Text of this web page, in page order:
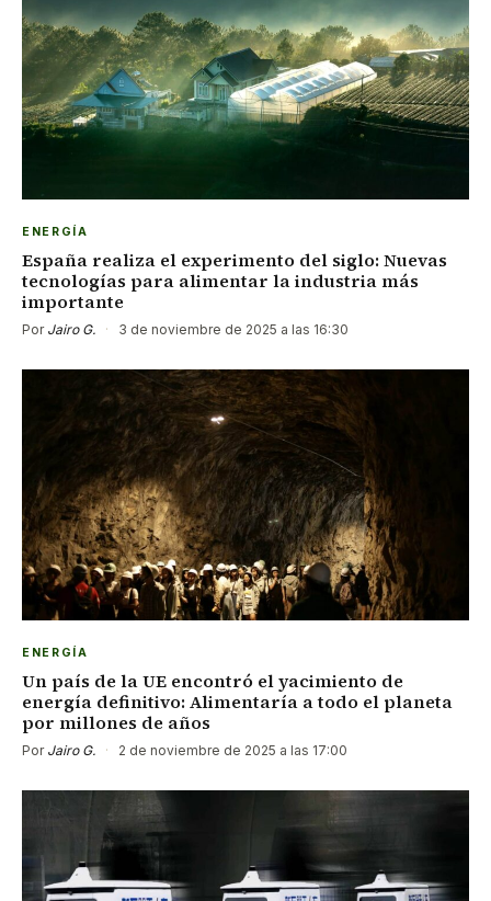
ENERGÍA
España realiza el experimento del siglo: Nuevas
tecnologías para alimentar la industria más
importante
Por Jairo G. · 3 de noviembre de 2025 a las 16:30
ENERGÍA
Un país de la UE encontró el yacimiento de
energía definitivo: Alimentaría a todo el planeta
por millones de años
Por Jairo G. · 2 de noviembre de 2025 a las 17:00